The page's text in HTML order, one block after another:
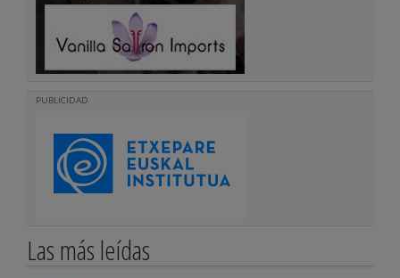
PUBLICIDAD
Las más leídas